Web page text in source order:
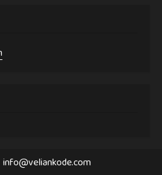
info@veliankode.com